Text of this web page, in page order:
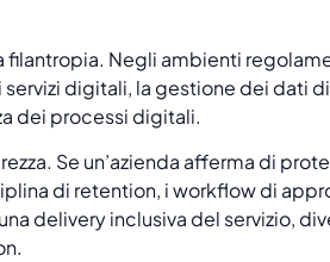
filantropia. Negli ambienti
digitali, la gestione dei dati
dei processi digitali.
Se un’azienda afferma di
di retention, i workflow di
delivery inclusiva del servizio,